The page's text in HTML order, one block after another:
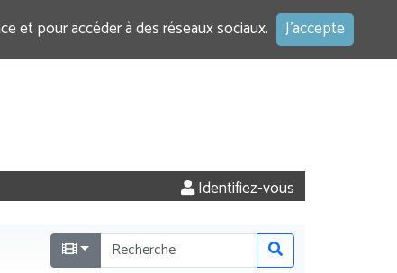
et pour accéder à des réseaux sociaux. J'accepte
Identifiez-vous